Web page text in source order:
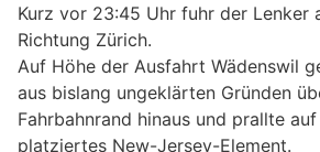
Kurz vor 23:45 Uhr fuhr der Lenker
Richtung Zürich.
Auf Höhe der Ausfahrt Wädenswil
aus bislang ungeklärten Gründen
Fahrbahnrand hinaus und prallte
platziertes New-Jersey-Element.